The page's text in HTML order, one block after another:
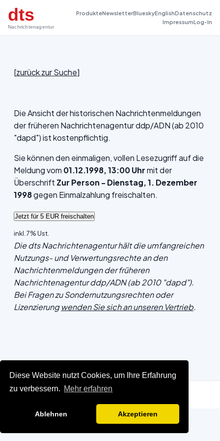
Diese Website nutzt Cookies, um Ihre Erfahrung
zu verbessern. Mehr erfahren
Ablehnen Akzeptieren
dts
Nachrichtenagentur
ProdukteNewsletterBlueskyEnglishDatenschutz
ImpressumLog-In
[zurück zur Suche]
Die Ansicht der historischen Nachrichtenmeldungen
der früheren Nachrichtenagentur ddp/ADN (ab 2010
"dapd") ist kostenpflichtig.
Sie können den einmaligen, vollen Lesezugriff auf die
Meldung vom 01.12.1998, 13:00 Uhrmit der
Überschrift Zur Person - Dienstag, 1. Dezember
1998gegen Einmalzahlung freischalten.
inkl. 7% Ust.
Die dts Nachrichtenagentur hält die umfangreichen
Nutzungs- und Verwertungsrechte an den
Nachrichtenmeldungen der früheren
Nachrichtenagentur ddp/ADN (ab 2010 "dapd").
Bei Fragen zu Sondernutzungsrechten oder
Lizenzierungwenden Sie sich an unseren Vertrieb.